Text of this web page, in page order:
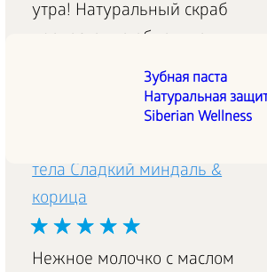
утра! Натуральный скраб
превосходно обновляет,
увлажняет и питает даже
сухую кожу тела.
тела Сладкий миндаль &
корица
Нежное молочко с маслом
Зубная паста
Натуральная
Siberian Wellness